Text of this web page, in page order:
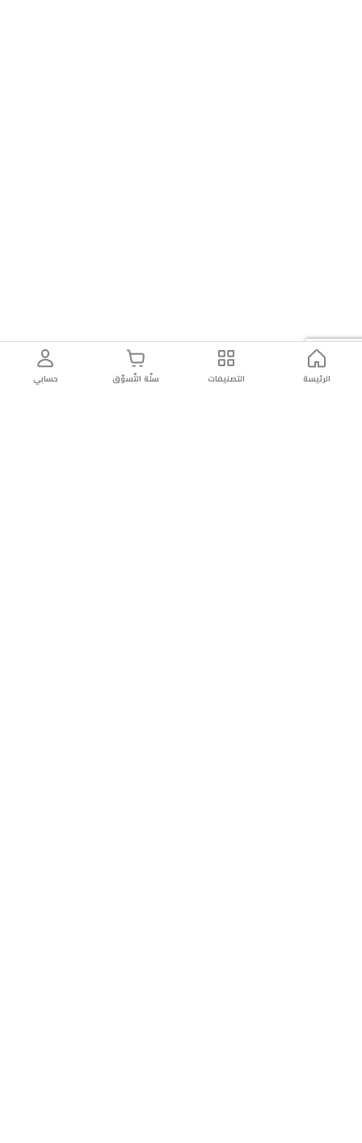
الرئيسة التصنيفات سلّة التّسوّق حسابي